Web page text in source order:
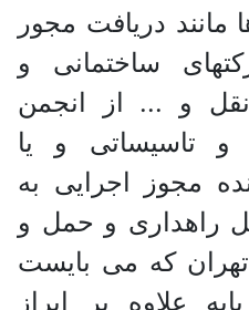
دریافت مجور
ساختمانی و
و ... از انجمن
و تاسیساتی و یا
مجوز اجرایی به
کل راهداری و حمل و
که می بایست
علاوه بر ابراز